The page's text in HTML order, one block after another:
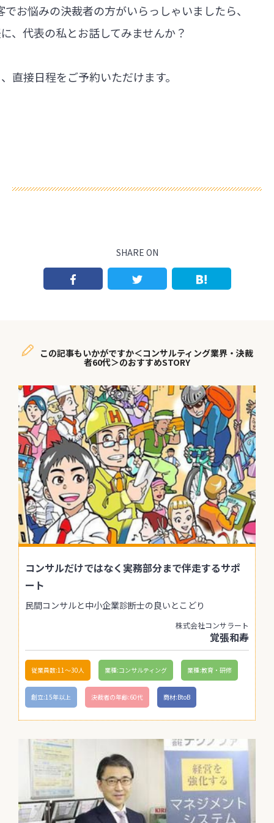
お悩みの決裁者の方がいらっしゃいましたら、
、代表の私とお話してみませんか？
直接日程をご予約いただけます。
SHARE ON
この記事もいかがですか＜コンサルティング業界・決裁
者60代＞のおすすめSTORY
コンサルだけではなく実務部分まで伴走するサポ
ート
民間コンサルと中小企業診断士の良いとこどり
株式会社コンサラート
覚張和寿
従業員数:11〜30人 業種:コンサルティング 業種:教育・研修
創立:15年以上 決裁者の年齢:60代 商材:BtoB